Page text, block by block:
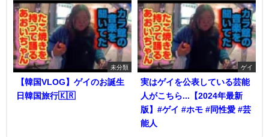
未分類
【韓国VLOG】ゲイのお誕生
日韓国旅行🇰🇷
ゲイ
実はゲイを公表している芸能
人がこちら...【2024年最新
版】#ゲイ #ホモ #同性愛 #芸
能人